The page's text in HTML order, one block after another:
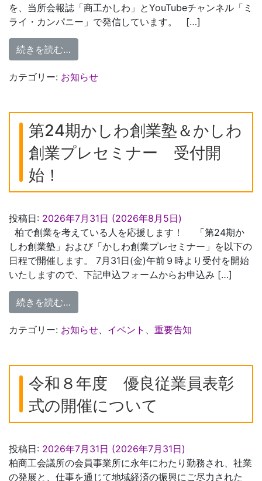
を、当所会報誌「商工かしわ」とYouTubeチャンネル「ミ
ライ・カンパニー」で発信しています。 […]
続きを読む…
カテゴリー: お知らせ
第24期かしわ創業塾＆かしわ
創業プレセミナー 受付開
始！
投稿日: 2026年7月31日 (2026年8月5日)
柏で創業を考えている人を応援します！ 「第24期か
しわ創業塾」および「かしわ創業プレセミナー」を以下の
日程で開催します。 7月31日(金)午前９時より受付を開始
いたしますので、下記申込フォームからお申込み […]
続きを読む…
カテゴリー: お知らせ イベント 重要告知
令和８年度 優良従業員表彰
式の開催について
投稿日: 2026年7月31日 (2026年7月31日)
柏商工会議所の会員事業所に永年にわたり勤務され、社業
の発展と、仕事を通じて地域経済の振興にご尽力された